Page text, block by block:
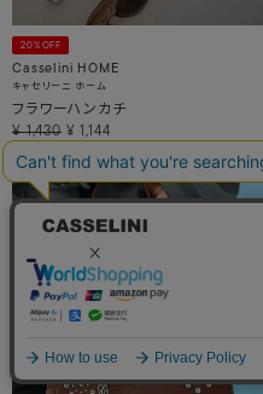
20%OFF
Casselini HOME
キャセリーニ ホーム
フラワーハンカチ
¥ 1,430 ¥ 1,144